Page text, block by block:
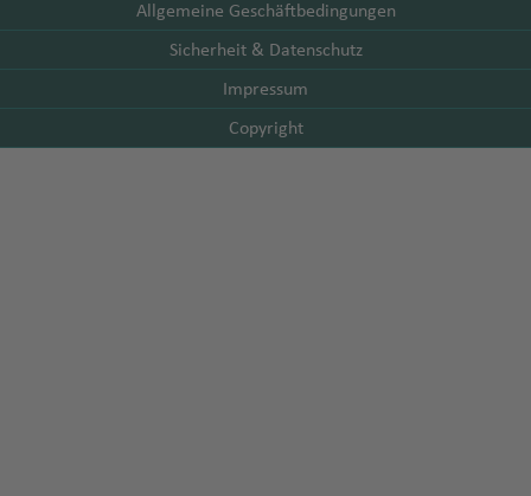
Allgemeine Geschäftbedingungen
Sicherheit & Datenschutz
Impressum
Copyright